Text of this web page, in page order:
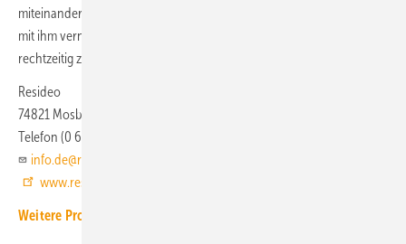
miteinander vernetzt werden. Löst ein Warnmelder Alarm aus, werden
mit ihm vernetzte Warnmelder ebenfalls aktiviert, um alle Bewohner
rechtzeitig zu alarmieren.
Resideo
74821 Mosbach
Telefon (0 62 61) 81 12 06
info.de@resideo.com
www.resideo.com/de
Weitere Produkt-Meldungen zum Thema Brandschutz